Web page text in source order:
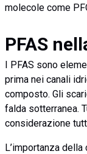
molecole come
PFAS
I PFAS sono
prima nei canali
composto. Gli
falda sotterranea.
considerazione
L’importanza